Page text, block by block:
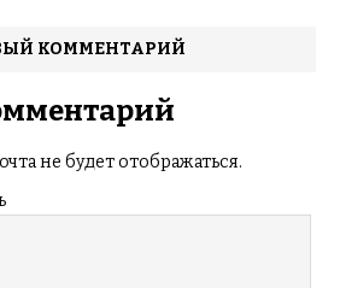
КОММЕНТАРИЙ
не будет отображаться.